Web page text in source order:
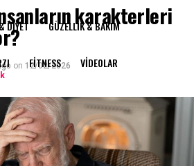
DIYET GÜZELLIK & BAKIM
FITNESS VIDEOLAR
karakterleri
on 12/02/2026